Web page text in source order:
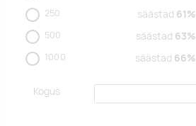
250 säästad 61%
500 säästad 63%
1000 säästad 66%
Kogus